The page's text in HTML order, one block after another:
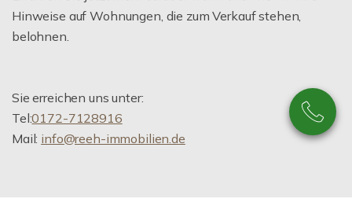
Hinweise auf Wohnungen, die zum Verkauf stehen,
belohnen.
Sie erreichen uns unter:
Tel:0172-7128916
Mail: info@reeh-immobilien.de